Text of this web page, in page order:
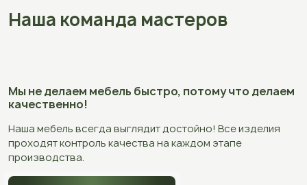
Наша команда мастеров
Мы не делаем мебель быстро, потому что делаем
качественно!
Наша мебель всегда выглядит достойно! Все изделия
проходят контроль качества на каждом этапе
производства.